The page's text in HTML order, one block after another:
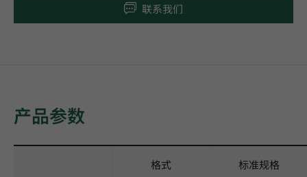
联系我们
产品参数
格式 标准规格